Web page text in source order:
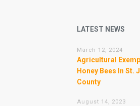
LATEST NEWS
March 12, 2024
Agricultural
Honey Bees In St.
County
August 14, 2023